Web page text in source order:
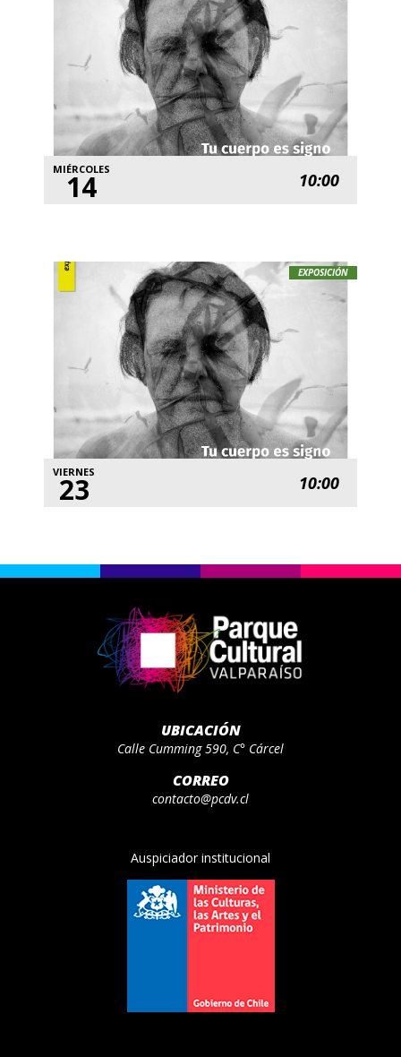
MIÉRCOLES
14 10:00
EXPOSICIÓN
VIERNES
23 10:00
UBICACIÓN
Calle Cumming 590, C° Cárcel
CORREO
contacto@pcdv.cl
Auspiciador institucional